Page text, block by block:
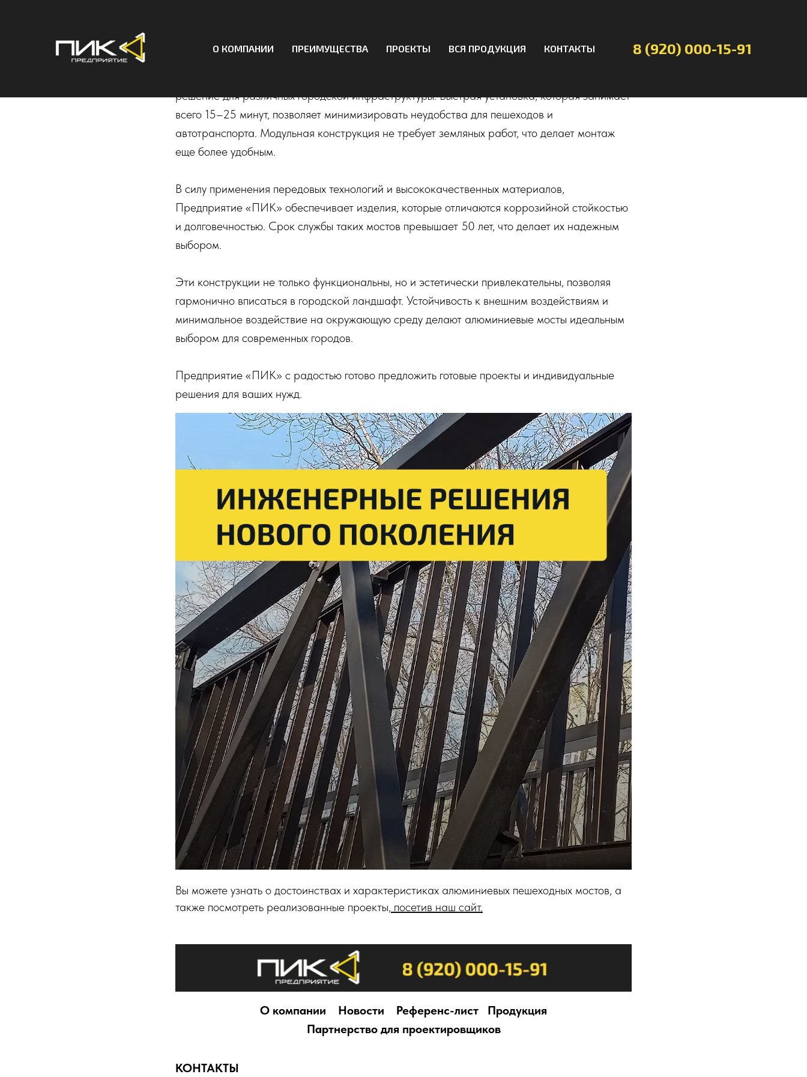
О КОМПАНИИ ПРЕИМУЩЕСТВА ПРОЕКТЫ ВСЯ ПРОДУКЦИЯ КОНТАКТЫ 8 (920) 000-15-91
пешеходные мосты
решение для различных городской инфраструктуры. Быстрая установка, которая занимает
всего 15–25 минут, позволяет минимизировать неудобства для пешеходов и
автотранспорта. Модульная конструкция не требует земляных работ, что делает монтаж
еще более удобным.
В силу применения передовых технологий и высококачественных материалов,
Предприятие «ПИК» обеспечивает изделия, которые отличаются коррозийной стойкостью
и долговечностью. Срок службы таких мостов превышает 50 лет, что делает их надежным
выбором.
Эти конструкции не только функциональны, но и эстетически привлекательны, позволяя
гармонично вписаться в городской ландшафт. Устойчивость к внешним воздействиям и
минимальное воздействие на окружающую среду делают алюминиевые мосты идеальным
выбором для современных городов.
Предприятие «ПИК» с радостью готово предложить готовые проекты и индивидуальные
решения для ваших нужд.
Вы можете узнать о достоинствах и характеристиках алюминиевых пешеходных мостов, а
также посмотреть реализованные проекты, посетив наш сайт.
О компании Новости Референс-лист
Продукция
Партнерство для проектировщиков
КОНТАКТЫ